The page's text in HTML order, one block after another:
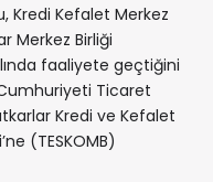
Kredi Kefalet Merkez
Merkez Birliği
faaliyete geçtiğini
Ticaret
Kredi ve Kefalet
(TESKOMB)